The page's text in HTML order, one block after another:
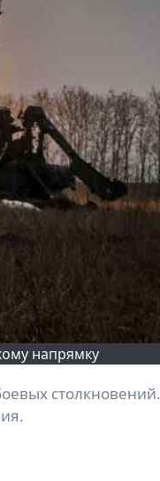
напрямку